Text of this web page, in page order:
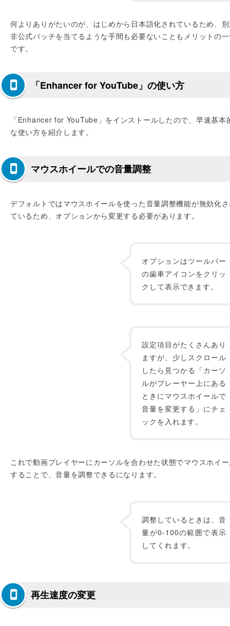
何よりありがたいのが、はじめから日本語化されているため、
非公式パッチを当てるような手間も必要ないこともメリットの
です。
「Enhancer for YouTube」の使い方
「Enhancer for YouTube」をインストールしたので、早速基本
な使い方を紹介します。
マウスホイールでの音量調整
デフォルトではマウスホイールを使った音量調整機能が無効化
ているため、オプションから変更する必要があります。
オプションはツールバー
の歯車アイコンをクリッ
クして表示できます。
設定項目がたくさんあり
ますが、少しスクロール
したら見つかる「カーソ
ルがプレーヤー上にある
ときにマウスホイールで
音量を変更する」にチェ
ックを入れます。
これで動画プレイヤーにカーソルを合わせた状態でマウスホイ
することで、音量を調整できるになります。
調整しているときは、音
量が0-100の範囲で表示
してくれます。
再生速度の変更